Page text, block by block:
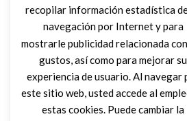
recopilar información estadística
navegación por Internet y para
mostrarle publicidad relacionada
gustos, así como para mejorar su
experiencia de usuario. Al navegar
este sitio web, usted accede al
estas cookies. Puede cambiar la